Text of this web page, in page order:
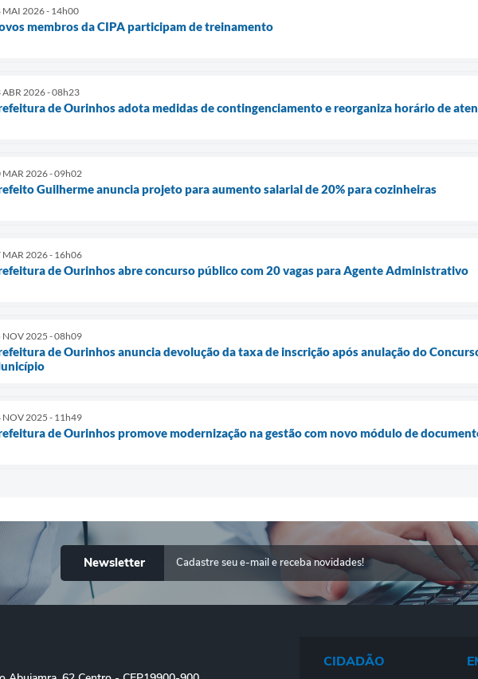
MAI 2026 - 14h00
membros da CIPA participam de treinamento
ABR 2026 - 08h23
de Ourinhos adota medidas de contingenciamento e reorganiza horário de
MAR 2026 - 09h02
Guilherme anuncia projeto para aumento salarial de 20% para cozinheiras
MAR 2026 - 16h06
de Ourinhos abre concurso público com 20 vagas para Agente Administrativo
NOV 2025 - 08h09
de Ourinhos anuncia devolução da taxa de inscrição após anulação do
NOV 2025 - 11h49
de Ourinhos promove modernização na gestão com novo módulo de
Newsletter
CIDADÃO